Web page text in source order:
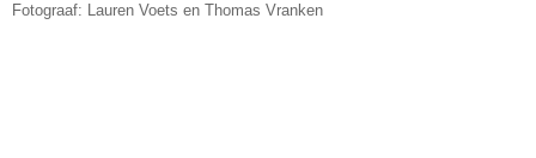
Fotograaf: Lauren Voets en Thomas Vranken